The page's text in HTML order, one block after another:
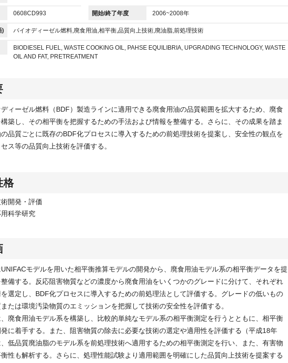
0608CD993 開始/終了年度 2006~2008年
) バイオディーゼル燃料,廃食用油,相平衡,品質向上技術,廃油脂,前処理技術
BIODIESEL FUEL, WASTE COOKING OIL, PAHSE EQUILIBRIA, UPGRADING TECHNOLOGY, WASTE
OIL AND FAT, PRETREATMENT
ィーゼル燃料（BDF）製造ラインに適用できる廃食用油の品質範囲を拡大するため、廃食
築し、その相平衡を把握するための手法および情報を整備する。さらに、その成果を踏ま
品質ごとに既存のBDF化プロセスに導入するための前処理技術を提案し、安全性の観点を
ス等の品質向上技術を評価する。
格
開発・評価
科学研究
モデルを用いた相平衡推算モデルの開発から、廃食用油モデル系の相平衡データを提
備する。反応阻害物質などの濃度から廃食用油をいくつかのグレードに分けて、それぞれ
選定し、BDF化プロセスに導入するための前処理法として評価する。グレードの低いもの
たは環境汚染物質のエミッションを把握して技術の安全性を評価する。
廃食用油モデル系を構築し、比較的単純なモデル系の相平衡測定を行うとともに、相平衡
に着手する。また、阻害物質の除去に必要な技術の選定や適用性を評価する（平成18年
低品質廃油脂のモデル系を前処理技術へ適用するための相平衡測定を行い、また、有害物
性も解析する。さらに、処理性能試験より適用範囲を明確にした品質向上技術を提案する